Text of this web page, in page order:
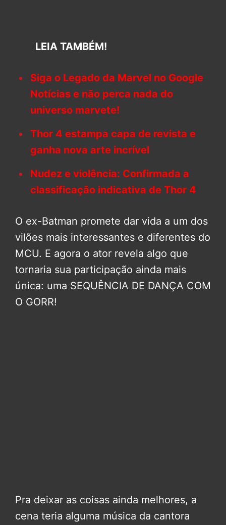
LEIA TAMBÉM!
Siga o Legado da Marvel no Google
Notícias e não perca nada do
universo marvete!
Thor 4 estampa capa de revista e
ganha nova arte incrível
Nudez e violência: Confirmada a
classificação indicativa de Thor 4
O ex-Batman promete dar vida a um dos
vilões mais interessantes e diferentes do
MCU. E agora o ator revela algo que
tornaria sua participação ainda mais
única: uma SEQUÊNCIA DE DANÇA COM
O GORR!
Pra deixar as coisas ainda melhores, a
cena teria alguma música da cantora